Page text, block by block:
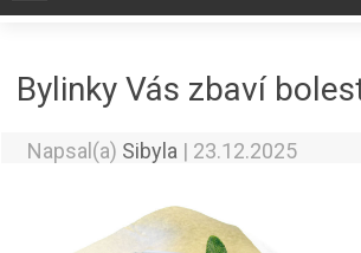
Bylinky Vás zbaví
Napsal(a) Sibyla | 23.12.2025